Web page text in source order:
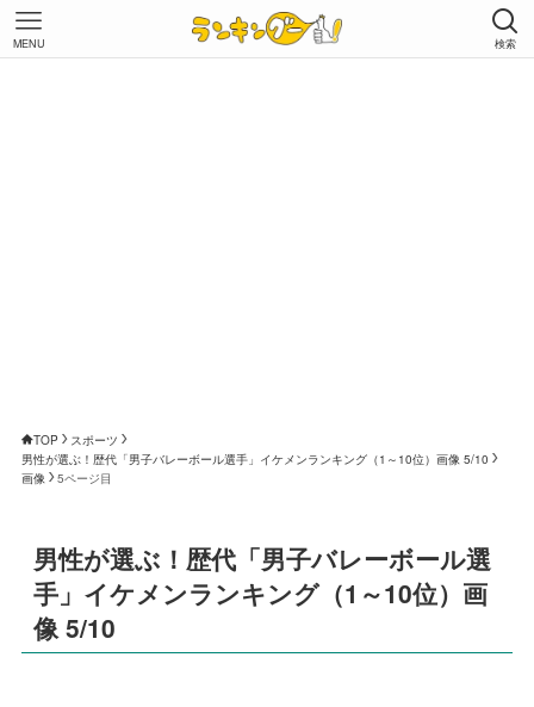
検索
MENU
TOP
スポーツ
男性が選ぶ！歴代「男子バレーボール選手」イケメンランキング（1～10位）画像 5/10
画像
5ページ目
男性が選ぶ！歴代「男子バレーボール選
手」イケメンランキング（1～10位）画
像 5/10